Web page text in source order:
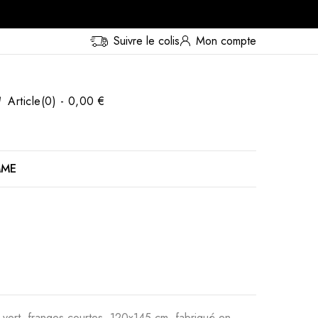
Suivre le colis Mon compte
Article(0) - 0,00 €